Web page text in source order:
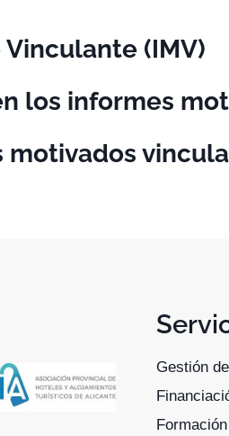
(IMV)
los informes
motivados
Gestión
Formación